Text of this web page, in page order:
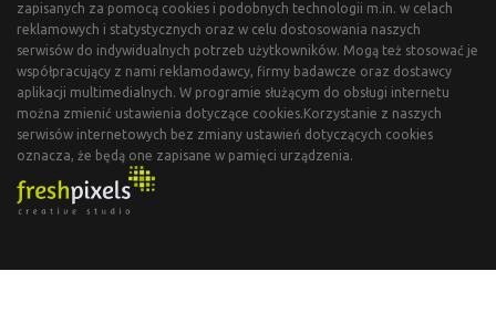
zapisanych za pomocą cookies i podobnych technologii m.in. w celach
reklamowych i statystycznych oraz w celu dostosowania naszych
serwisów do indywidualnych potrzeb użytkowników. Mogą też stosować je
współpracujący z nami reklamodawcy, firmy badawcze oraz dostawcy
aplikacji multimedialnych. W programie służącym do obsługi internetu
można zmienić ustawienia dotyczące cookies.Korzystanie z naszych
serwisów internetowych bez zmiany ustawień dotyczących cookies
oznacza, że będą one zapisane w pamięci urządzenia.